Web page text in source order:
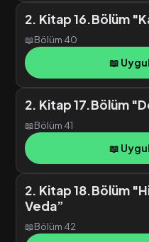
2. Kitap 16.Bölüm
📖Bölüm 40
📖
2. Kitap 17.Bölüm
📖Bölüm 41
📖
2. Kitap 18.Bölüm
Veda”
📖Bölüm 42